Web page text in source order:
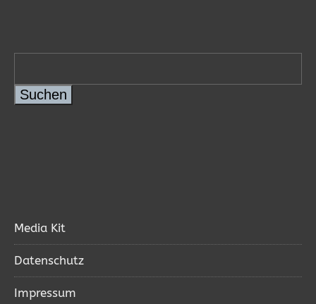
Suchen
Media Kit
Datenschutz
Impressum